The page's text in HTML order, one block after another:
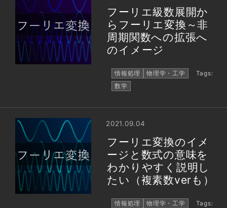
フーリエ級数展開か
らフーリエ変換～非
周期関数への拡張へ
のイメージ
情報処理 物理学・工学
Tags:
数学
2021.09.04
フーリエ変換のイメ
ージと数式の意味を
わかりやすく説明し
たい（複素数verも）
情報処理 物理学・工学
Tags: